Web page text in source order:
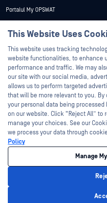
Portalul My OPSWAT
vulnerabilităților
Parteneri
Certificare
Parteneri tehnologici
Program de parteneriat de canal
©2026 OPSWAT . Toate drepturile
MetaAccess, OPSWAT , Trust no File.
World's Critical Infrastructure, Deep
DFI, RetroHunt, Deep File Inspection și
OPSWAT . Mărcile comerciale ale
Politica de
Opțiunile dvs. de
This Website Uses
This website uses tracking
website functionalities, to enhance
performance and traffic. We may
our site with our social media,
allows us to perform targeted
that will be more relevant to you.
your personal data being
on our website. Click “Reject All” to
manage your choices. See our
we process your data through
Policy
Manage
Hey
I'm Ozzy,
How can I
today?